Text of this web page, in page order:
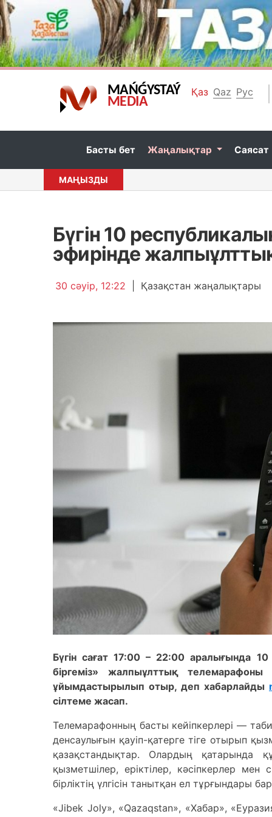
MAŃǴYSTAÝ
MEDIA
Қаз Qaz Рус
Басты бет Жаңалықтар Саясат
МАҢЫЗДЫ
Бүгін 10
эфирінде
30 сәуір, 12:22 Қазақстан жаңалықтары
Бүгін сағат 17:00 – 22:00 аралығында
біргеміз» жалпыұлттық
ұйымдастырылып отыр, деп хабарлайды
сілтеме жасап.
Телемарафонның басты кейіпкерлері —
денсаулығын қауіп-қатерге тіге отырып
қазақстандықтар. Олардың қатарында
қызметшілер, еріктілер, кәсіпкерлер
бірліктің үлгісін танытқан ел тұрғындары
«Jibek Joly», «Qazaqstan», «Хабар»,